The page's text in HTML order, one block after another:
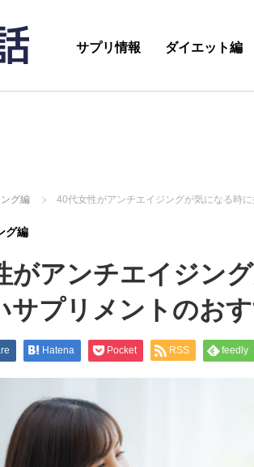
サプリ情報 ダイエット編
グ編 40代女性がアンチエイジングが気になる時
グ編
がアンチエイジン
サプリメントのお
Hatena Pocket RSS feedly